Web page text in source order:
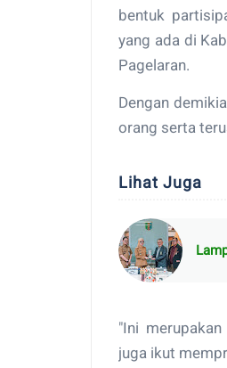
bentuk
yang ada di
Pagelaran.
Dengan
orang serta
Lihat Juga
"Ini
juga ikut